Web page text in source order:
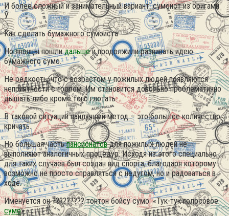
И более сложный и занимательный вариант: сумоист из оригами
Ў
Как сделать бумажного сумоиста
Но японцы пошлидальшеи продолжили развивать идею
бумажного сумо.
Не редкость, что с возрастом у пожилых людей появляются
неприятности с горлом. Им становится довольно проблематично
дышать либо кроме того глотать.
В таковой ситуации наилучший метод – это большое количество
кричать.
Но большая частьпансионатовдля пожилых людей не
выполняют аналогичных процедур. Исходя из этого специально
для таких случаев был создан вид спорта, благодаря которому
возможно не просто справляться с недугом, но и радоваться в
ходе.
Именуется он ????????? тонтон бойсу сумо: «Тук-тук голосовое
сумо».